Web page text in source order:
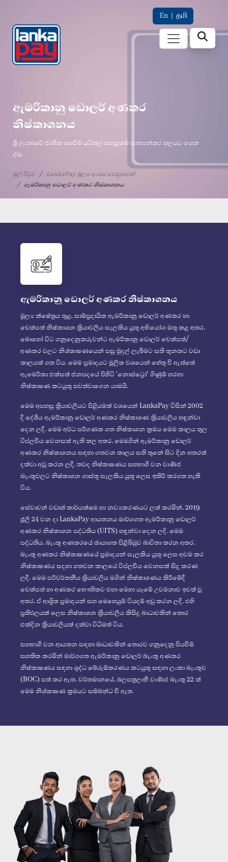
En | தமி
ඇමරිකානු ඩොලර් අණකර
නිෂ්කාශනය
ශ්‍රී ලංකාවේ ජාතික ගෙවීම් යටිතල පහසුකම් ජාත්‍යන්තර තලයට ගෙන
ඒම.
මුල් පිටුව
LankaPay මූල්‍ය අංශය වෙනුවෙන්
ඇමරිකානු ඩොලර් අණකර නිෂ්කාශනය
ඇමරිකානු ඩොලර් අණකර නිෂ්කාශනය
මූල්‍ය ක්ෂේත්‍රය තුළ, සාම්ප්‍රදායික ඇමරිකානු ඩොලර් අණකර හා
චෙක්පත් නිෂ්කාශන ක්‍රියාවලිය සැලකිය යුතු අභියෝග මතු කළ අතර,
බොහෝ විට ගනුදෙනුකරුවන්ට ඇමරිකානු ඩොලර් චෙක්පත්/
අණකර වලට නිශ්කාෂණයෙන් පසු මුදල් ලැබීමට සති තුනකට වඩා
කාලයක් ගත විය. මෙම ප්‍රමාදයට මූලික වශයෙන් හේතු වී ඇත්තේ
ඇමෙරිකා එක්සත් ජනපදයේ පිහිටි 'නොස්ට්‍රෝ' ගිණුම් හරහා
නිෂ්කාෂණ කටයුතු පවත්වාගෙන යාමයි.
මෙම අපහසු ක්‍රියාවලියට පිළියමක් වශයෙන් LankaPay විසින් 2002
දී දේශීය ඇමරිකානු ඩොලර් අණකර නිෂ්කාශණ ක්‍රියාවලිය හඳුන්වා
දෙන ලදී. මෙම අර්ධ පරිගණක ගත නිෂ්කාශන ක්‍රමය මෙම කාලය තුල
විප්ලවීය වෙනසක් ඇති කල අතර, මෙමගින් ඇමරිකානු ඩොලර්
අණකර නිෂ්කාශනය සඳහා ගතවන කාලය සති තුනේ සිට දින හතරක්
දක්වා අඩු කරන ලදී. තවද නිෂ්කාෂණය සහභාගී වන වාණිජ
බැංකුවලට නිෂ්කාශන ගාස්තු සැලකිය යුතු ලෙස ඉතිරි කරගත හැකි
විය.
සේවාවන් වඩාත් කාර්යක්ෂම හා නව්‍යකරණයට ලක් කරමින්, 2019
ජූලි 24 වන දා LankaPay ආයතනය මාර්ගගත ඇමරිකානු ඩොලර්
අණකර නිෂ්කාශන පද්ධතිය (UITS) හඳුන්වා දෙන ලදි. මෙම
පද්ධතිය, බැංකු අණකරයේ ඡායාගත පිළිබිඹුව බාවිතා කරන අතර,
බැංකු අණකර නිෂ්කාෂණයේ ප්‍රමාදයන් සැලකිය යුතු ලෙස අවම කර
නිෂ්කාෂණය සදහා ගතවන කාලයේ විප්ලවීය වෙනසක් සිදු කරණ
ලදී. මෙම පරිවර්තනීය ක්‍රියාවලිය මගින් නිෂ්කාශණය කිරීමේදී
චෙක්පත් හා අණකර භෞතිකව එහා මෙහා යෑමේ උවමනාව ඉවත් වූ
අතර, ඒ ආශ්‍රිත ප්‍රමාදයන් සහ මෙහෙයුම් වියදම් අඩු කරන ලදී. එහි
ප්‍රතිඵලයක් ලෙස නිෂ්කාශන ක්‍රියාවලිය කිසිදු බාධාවකින් තොර
එක්දින ක්‍රියාවලියක් දක්වා විධිමත් විය.
සහභාගී වන ආයතන සඳහා බාධාවකින් තොරව ගනුදෙනු පියවීම්
සහතික කරමින් මාර්ගගත ඇමරිකානු ඩොලර් බැංකු අණකර
නිෂ්කාෂණය සඳහා ශුද්ධ බේරුම්කරණය කටයුතු ස‍ඳහා ලංකා බැංකුව
(BOC) පත් කර ඇත. වර්තමානයේ, බලපත්‍රලාභී වාණිජ බැංකු 22 ක්
මෙම නිශ්කාෂණ ක්‍රමයට සම්බන්ධ වී ඇත.